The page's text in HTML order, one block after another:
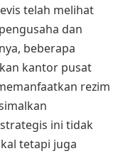
telah melihat
dan
beberapa
kantor pusat
rezim
ini tidak
tetapi juga